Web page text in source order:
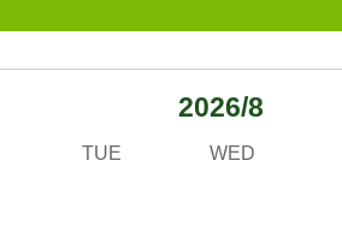
2026/8
TUE WED